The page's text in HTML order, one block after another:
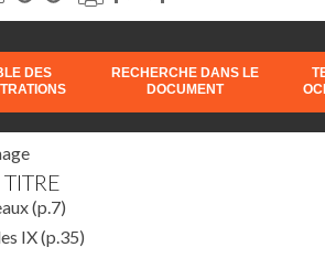
DES
RECHERCHE DANS LE
DOCUMENT
(p.7)
IX(p.35)